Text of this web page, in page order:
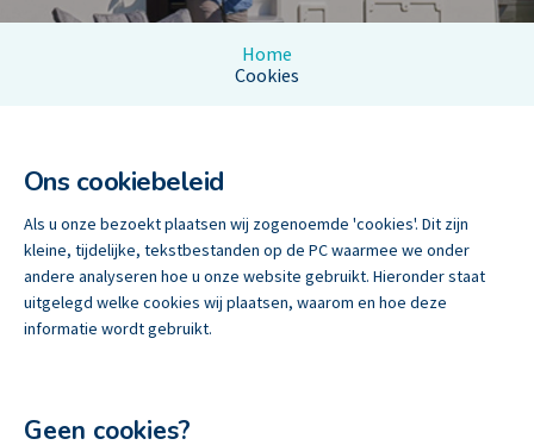
Home
Cookies
Ons cookiebeleid
Als u onze bezoekt plaatsen wij zogenoemde 'cookies'. Dit zijn
kleine, tijdelijke, tekstbestanden op de PC waarmee we onder
andere analyseren hoe u onze website gebruikt. Hieronder staat
uitgelegd welke cookies wij plaatsen, waarom en hoe deze
informatie wordt gebruikt.
Geen cookies?